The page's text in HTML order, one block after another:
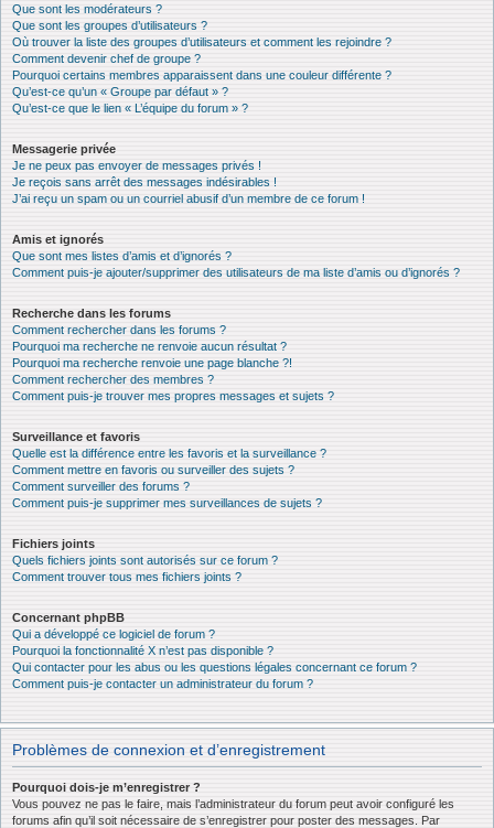
Que sont les modérateurs ?
Que sont les groupes d’utilisateurs ?
Où trouver la liste des groupes d’utilisateurs et comment les rejoindre ?
Comment devenir chef de groupe ?
Pourquoi certains membres apparaissent dans une couleur différente ?
Qu’est-ce qu’un « Groupe par défaut » ?
Qu’est-ce que le lien « L’équipe du forum » ?
Messagerie privée
Je ne peux pas envoyer de messages privés !
Je reçois sans arrêt des messages indésirables !
J’ai reçu un spam ou un courriel abusif d’un membre de ce forum !
Amis et ignorés
Que sont mes listes d’amis et d’ignorés ?
Comment puis-je ajouter/supprimer des utilisateurs de ma liste d’amis ou d’ignorés ?
Recherche dans les forums
Comment rechercher dans les forums ?
Pourquoi ma recherche ne renvoie aucun résultat ?
Pourquoi ma recherche renvoie une page blanche ?!
Comment rechercher des membres ?
Comment puis-je trouver mes propres messages et sujets ?
Surveillance et favoris
Quelle est la différence entre les favoris et la surveillance ?
Comment mettre en favoris ou surveiller des sujets ?
Comment surveiller des forums ?
Comment puis-je supprimer mes surveillances de sujets ?
Fichiers joints
Quels fichiers joints sont autorisés sur ce forum ?
Comment trouver tous mes fichiers joints ?
Concernant phpBB
Qui a développé ce logiciel de forum ?
Pourquoi la fonctionnalité X n’est pas disponible ?
Qui contacter pour les abus ou les questions légales concernant ce forum ?
Comment puis-je contacter un administrateur du forum ?
Problèmes de connexion et d’enregistrement
Pourquoi dois-je m’enregistrer ?
Vous pouvez ne pas le faire, mais l’administrateur du forum peut avoir configuré les
forums afin qu’il soit nécessaire de s’enregistrer pour poster des messages. Par